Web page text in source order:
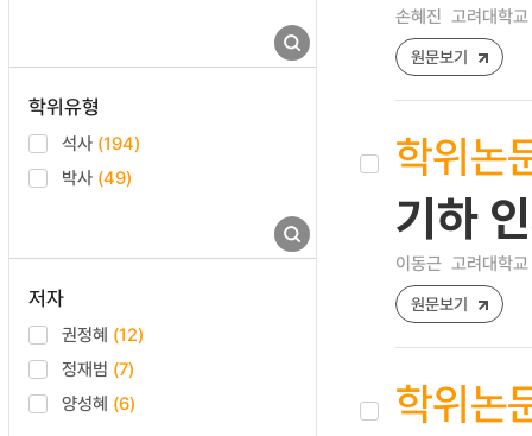
학위유형
석사 (194)
박사 (49)
저자
권정혜 (12)
정재범 (7)
양성혜 (6)
손혜진 고려대학
원문보기
학위논
기하
이동근 고려대학
원문보기
학위논